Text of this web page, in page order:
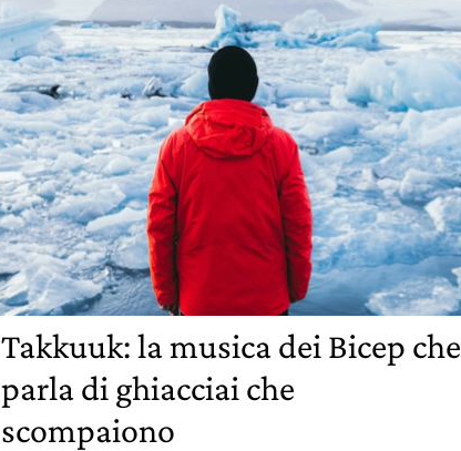
Takkuuk: la musica dei Bicep che
parla di ghiacciai che
scompaiono